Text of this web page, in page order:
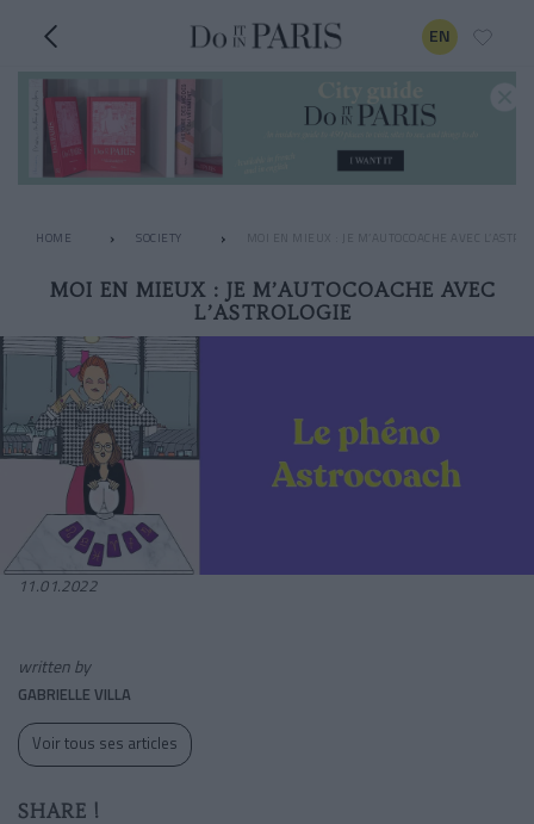
EN
HOME SOCIETY MOI EN MIEUX : JE M’AUTOCOACHE AVEC
MOI EN MIEUX : JE M’AUTOCOACHE AVEC
L’ASTROLOGIE
11.01.2022
written by
GABRIELLE VILLA
Voir tous ses articles
SHARE !